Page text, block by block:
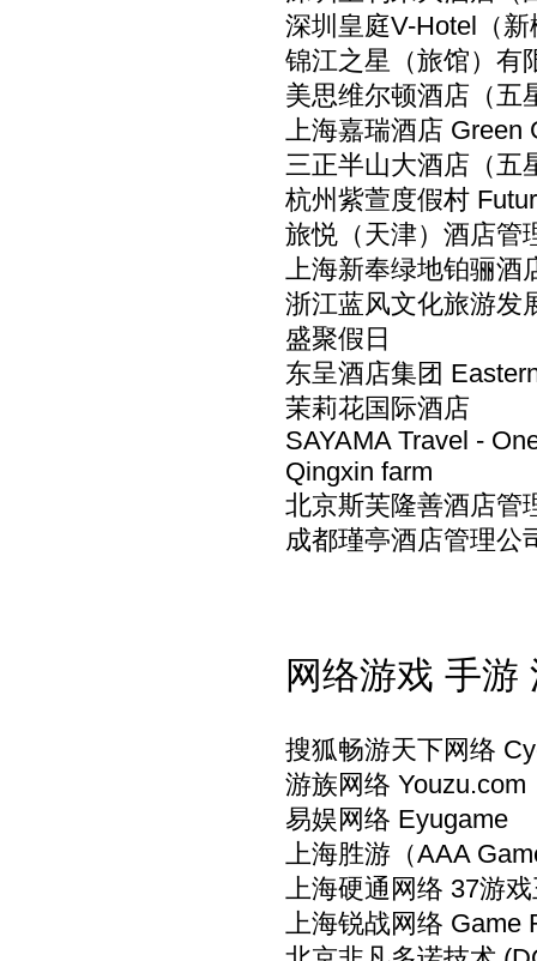
深圳皇庭V-Hotel（
锦江之星（旅馆）有
美思维尔顿酒店（
上海嘉瑞酒店 Green
三正半山大酒店（五
杭州紫萱度假村
旅悦（天津）酒店管
上海新奉绿地铂骊酒
浙江蓝风文化旅游发
盛聚假日
东呈酒店集团
茉莉花国际酒店
SAYAMA Travel -
Qingxin farm
北京斯芙隆善酒店管
成都瑾亭酒店管理公
网络游戏 手游
搜狐畅游天下网络
游族网络
易娱网络 Eyugame
上海胜游（AAA
上海硬通网络 37游
上海锐战网络 Game